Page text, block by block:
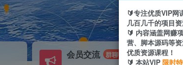
会员交流 群聊
🔰专注优质VIP网
几百几千的项目
🔰 内容涵盖网赚
营、脚本源码等
优质资源课程！
🔰 本站VIP 限时